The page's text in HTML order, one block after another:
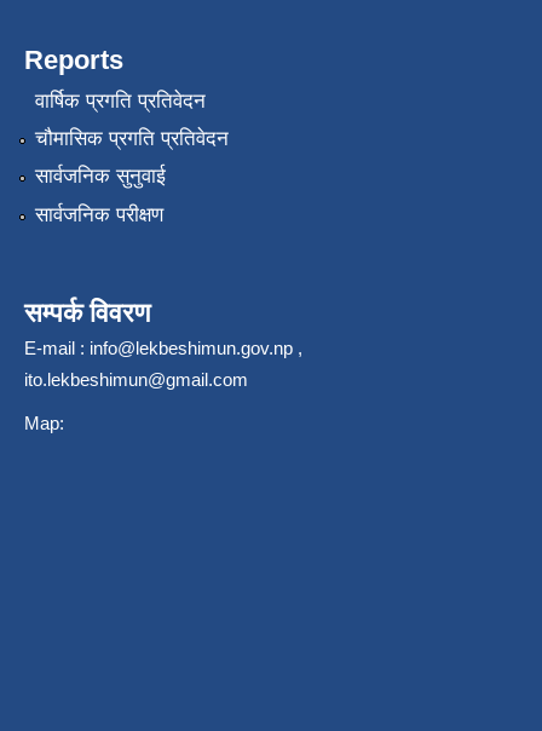
Reports
वार्षिक प्रगति प्रतिवेदन
चौमासिक प्रगति प्रतिवेदन
सार्वजनिक सुनुवाई
सार्वजनिक परीक्षण
सम्पर्क विवरण
E-mail : info@lekbeshimun.gov.np ,
ito.lekbeshimun@gmail.com
Map: